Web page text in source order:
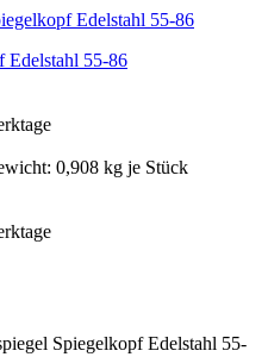
Edelstahl 55-86
0,908 kg je Stück